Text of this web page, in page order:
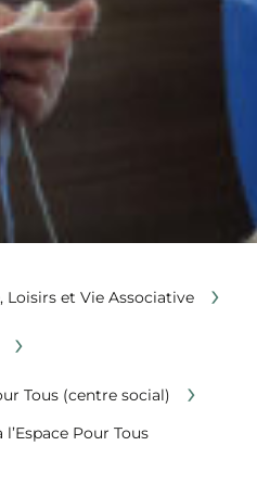
Loisirs et Vie Associative ›
›
Tous (centre social) ›
Pour Tous